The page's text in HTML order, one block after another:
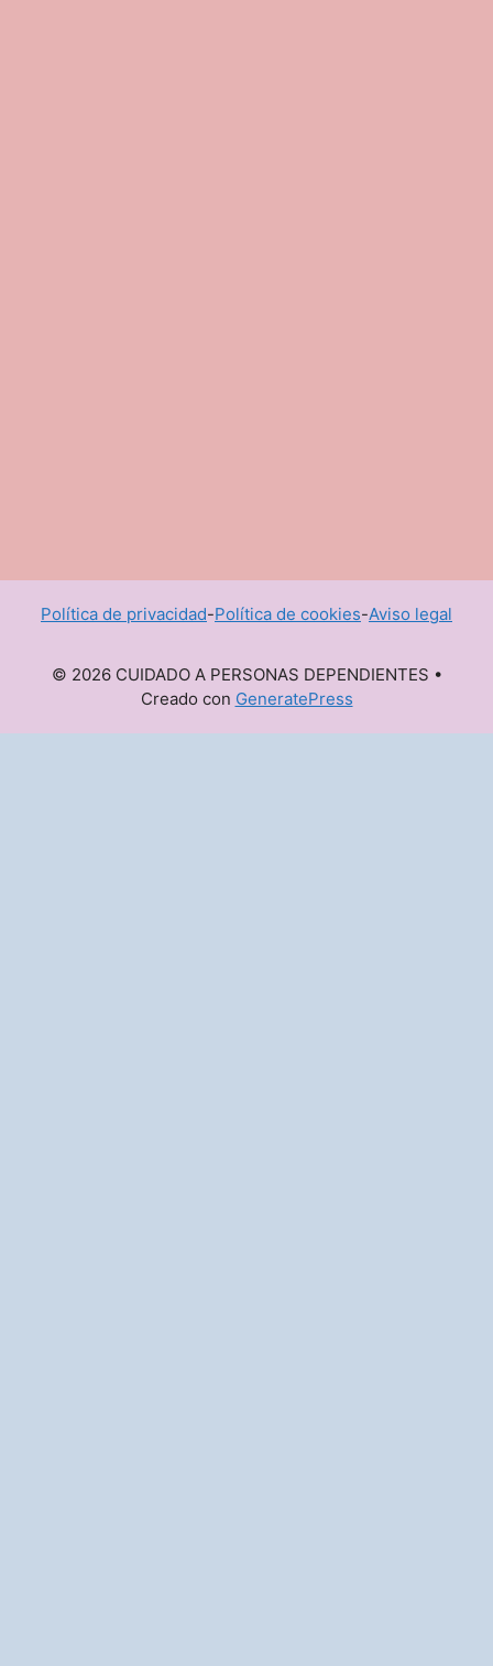
Política de privacidad-Política de cookies-Aviso legal
© 2026 CUIDADO A PERSONAS DEPENDIENTES •
Creado con GeneratePress